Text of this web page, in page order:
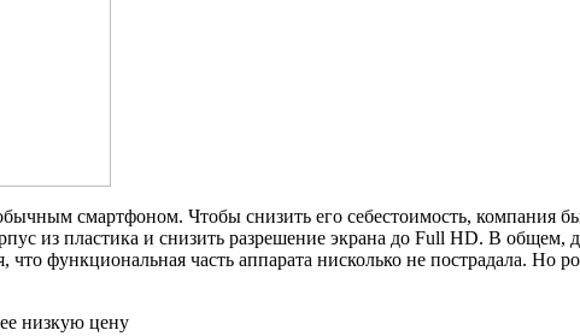
смартфоном. Чтобы снизить его себестоимость, компания
из пластика и снизить разрешение экрана до Full HD. В
функциональная часть аппарата нисколько не пострадала. Но
низкую цену